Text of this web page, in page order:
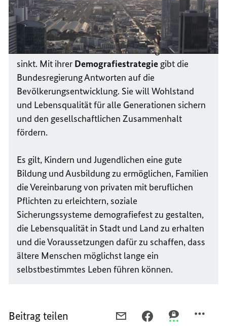
Deutschland verändert sich: Die
Lebenserwartung steigt kontinuierlich, aber es
gibt immer weniger junge Menschen und der
Anteil der Menschen im erwerbstätigen Alter
sinkt. Mit ihrer Demografiestrategie gibt die
Bundesregierung Antworten auf die
Bevölkerungsentwicklung. Sie will Wohlstand
und Lebensqualität für alle Generationen sichern
und den gesellschaftlichen Zusammenhalt
fördern.
Es gilt, Kindern und Jugendlichen eine gute
Bildung und Ausbildung zu ermöglichen, Familien
die Vereinbarung von privaten mit beruflichen
Pflichten zu erleichtern, soziale
Sicherungssysteme demografiefest zu gestalten,
die Lebensqualität in Stadt und Land zu erhalten
und die Voraussetzungen dafür zu schaffen, dass
ältere Menschen möglichst lange ein
selbstbestimmtes Leben führen können.
Beitrag teilen